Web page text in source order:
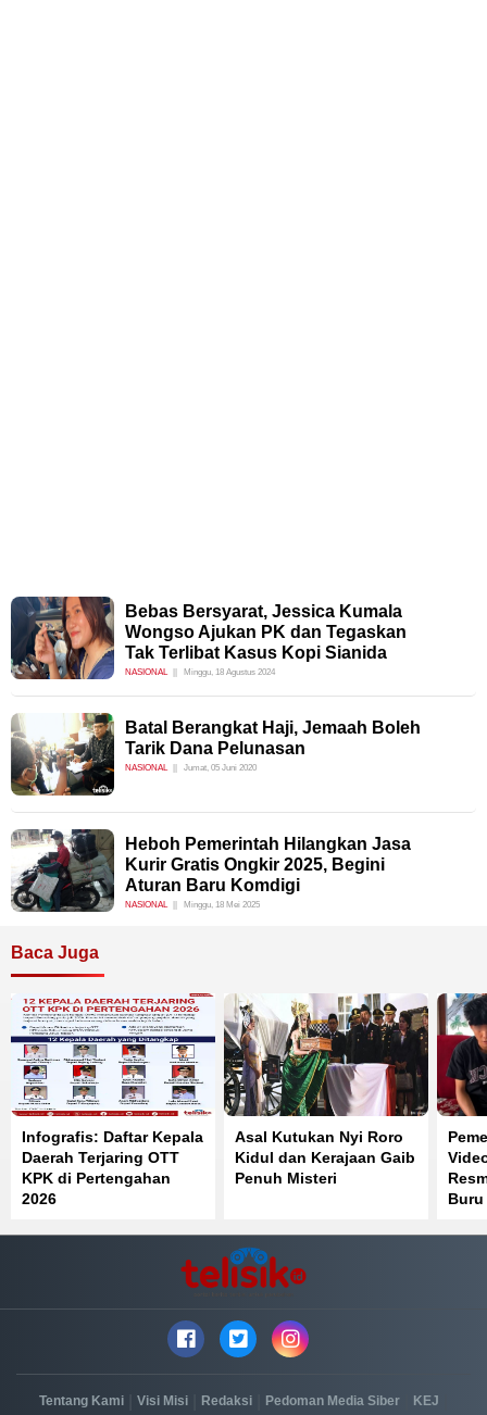
Bebas Bersyarat, Jessica Kumala
Wongso Ajukan PK dan Tegaskan
Tak Terlibat Kasus Kopi Sianida
NASIONAL Minggu, 18 Agustus 2024
Batal Berangkat Haji, Jemaah Boleh
Tarik Dana Pelunasan
NASIONAL Jumat, 05 Juni 2020
Heboh Pemerintah Hilangkan Jasa
Kurir Gratis Ongkir 2025, Begini
Aturan Baru Komdigi
NASIONAL Minggu, 18 Mei 2025
Baca Juga
Infografis: Daftar Kepala
Daerah Terjaring OTT
KPK di Pertengahan
2026
Asal Kutukan Nyi Roro
Kidul dan Kerajaan Gaib
Penuh Misteri
Buru
Tentang Kami Visi Misi Redaksi Pedoman Media Siber KEJ